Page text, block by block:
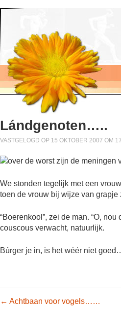
Lándgenoten…..
VASTGELOGD OP 15 OKTOBER 2007 OM
We stonden tegelijk met een
toen de vrouw bij wijze van grapje
“Boerenkool”, zei de man. “O,
couscous verwacht, natuurlijk.
Búrger je in, is het wéér niet
Post
← Achtbaan voor vogels……